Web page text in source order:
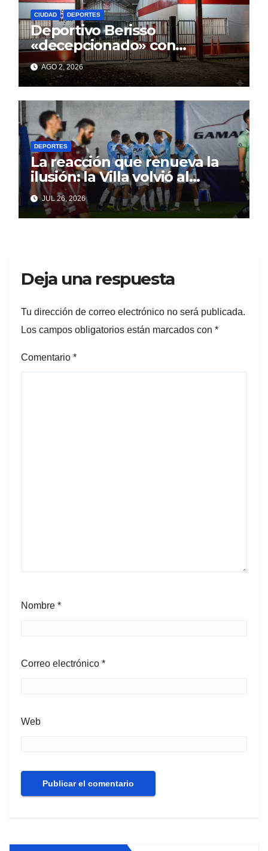
CIUDAD DEPORTES
Deportivo Berisso
«decepcionado» con
Cagliardi y sus promesas
incumplidas
AGO 2, 2026
DEPORTES
La reacción que renueva la
ilusión: la Villa volvió al
triunfo con fútbol y
personalidad
JUL 26, 2026
Deja una respuesta
Tu dirección de correo electrónico no será publicada.
Los campos obligatorios están marcados con *
Comentario *
Nombre *
Correo electrónico *
Web